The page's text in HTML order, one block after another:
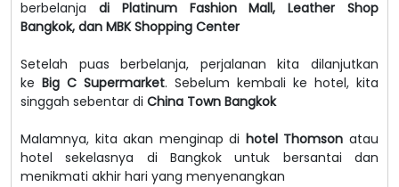
berbelanja di Platinum Fashion Mall, Leather Shop
Bangkok, dan MBK Shopping Center
Setelah puas berbelanja, perjalanan kita dilanjutkan
ke Big C Supermarket. Sebelum kembali ke hotel, kita
singgah sebentar di China Town Bangkok
Malamnya, kita akan menginap di hotel Thomson atau
hotel sekelasnya di Bangkok untuk bersantai dan
menikmati akhir hari yang menyenangkan